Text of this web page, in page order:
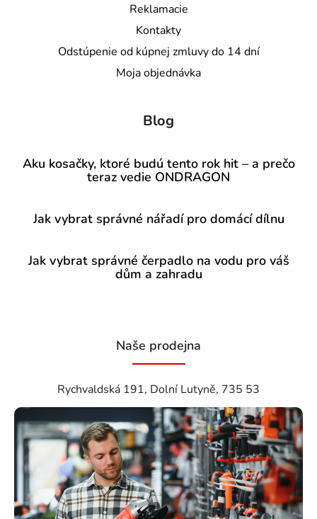
Reklamacie
Kontakty
Odstúpenie od kúpnej zmluvy do 14 dní
Moja objednávka
Blog
Aku kosačky, ktoré budú tento rok hit – a prečo
teraz vedie ONDRAGON
Jak vybrat správné nářadí pro domácí dílnu
Jak vybrat správné čerpadlo na vodu pro váš
dům a zahradu
Naše prodejna
Rychvaldská 191, Dolní Lutyně, 735 53